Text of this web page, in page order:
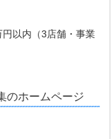
以内（3店舗・事業
のホームページ